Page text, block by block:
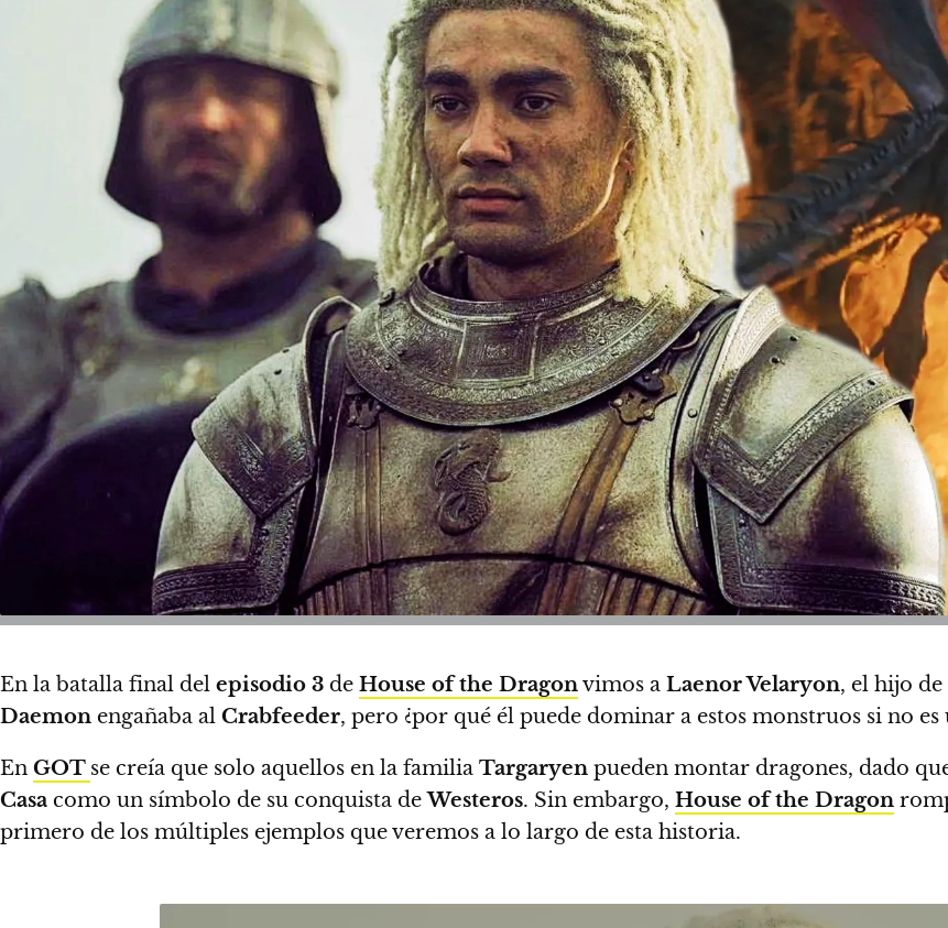
En la batalla final del episodio 3 de House of the Dragonvimos a Laenor Velaryon, el hijo de
Daemon engañaba al Crabfeeder, pero ¿por qué él puede dominar a estos monstruos si no es
En GOT se creía que solo aquellos en la familia Targaryen pueden montar dragones, dado
Casa como un símbolo de su conquista deWesteros. Sin embargo, House of the Dragon
primero de los múltiples ejemplos que veremos a lo largo de esta historia.